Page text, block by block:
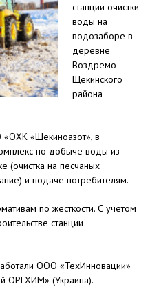
станции очистки
воды на
водозаборе в
деревне
Воздремо
Щекинского
района
«Щекиноазот», в
по добыче воды из
(очистка на песчаных
и подаче потребителям.
по жесткости. С учетом
станции
ООО «ТехИнновации»
ОРГХИМ» (Украина).